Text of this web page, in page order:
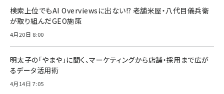
検索上位でもAI Overviewsに出ない!? 老舗米屋・八代目儀兵衛
が取り組んだGEO施策
4月20日 8:00
明太子の「やまや」に聞く、マーケティングから店舗・採用まで広が
るデータ活用術
4月14日 7:05